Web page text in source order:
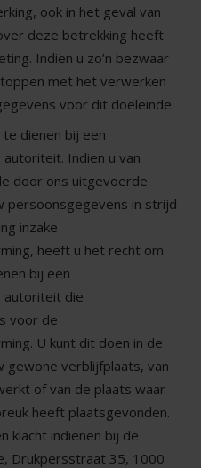
ook in het geval van
deze betrekking heeft
Indien u zo’n bezwaar
met het verwerken
voor dit doeleinde.
te dienen bij een
Indien u van
door ons uitgevoerde
persoonsgegevens in strijd
inzake
heeft u het recht om
bij een
autoriteit die
voor de
U kunt dit doen in de
gewone verblijfplaats, van
of van de plaats waar
heeft plaatsgevonden.
klacht indienen bij de
Drukpersstraat 35, 1000